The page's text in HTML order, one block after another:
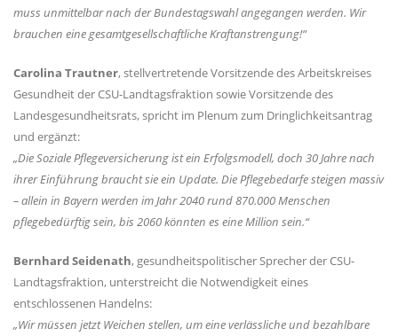
muss unmittelbar nach der Bundestagswahl angegangen werden. Wir
brauchen eine gesamtgesellschaftliche Kraftanstrengung!“
Carolina Trautner, stellvertretende Vorsitzende des Arbeitskreises
Gesundheit der CSU-Landtagsfraktion sowie Vorsitzende des
Landesgesundheitsrats, spricht im Plenum zum Dringlichkeitsantrag
und ergänzt:
Die Soziale Pflegeversicherung ist ein Erfolgsmodell, doch 30 Jahre nach
ihrer Einführung braucht sie ein Update. Die Pflegebedarfe steigen massiv
– allein in Bayern werden im Jahr 2040 rund 870.000 Menschen
pflegebedürftig sein, bis 2060 könnten es eine Million sein.“
Bernhard Seidenath, gesundheitspolitischer Sprecher der CSU-
Landtagsfraktion, unterstreicht die Notwendigkeit eines
entschlossenen Handelns:
Wir müssen jetzt Weichen stellen, um eine verlässliche und bezahlbare